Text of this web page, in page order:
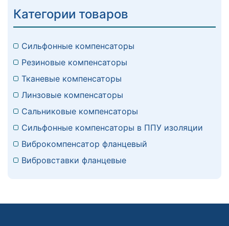
Категории товаров
Сильфонные компенсаторы
Резиновые компенсаторы
Тканевые компенсаторы
Линзовые компенсаторы
Сальниковые компенсаторы
Сильфонные компенсаторы в ППУ изоляции
Виброкомпенсатор фланцевый
Вибровставки фланцевые